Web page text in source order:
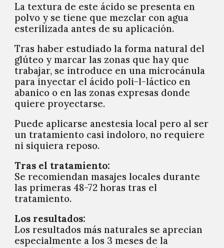
La textura de este ácido se presenta en
polvo y se tiene que mezclar con agua
esterilizada antes de su aplicación.
Tras haber estudiado la forma natural del
glúteo y marcar las zonas que hay que
trabajar, se introduce en una microcánula
para inyectar el ácido poli-l-láctico en
abanico o en las zonas expresas donde
quiere proyectarse.
Puede aplicarse anestesia local pero al ser
un tratamiento casi indoloro, no requiere
ni siquiera reposo.
Tras el tratamiento:
Se recomiendan masajes locales durante
las primeras 48-72 horas tras el
tratamiento.
Los resultados:
Los resultados más naturales se aprecian
especialmente a los 3 meses de la